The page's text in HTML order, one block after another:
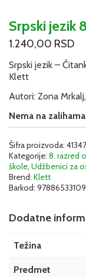
Srpski jezik
1.240,00 RSD
Srpski jezik –
Klett
Autori: Zona
Nema na zalihama
Šifra proizvoda: 41347
Kategorije: 8. razred
škole, Udžbenici za
Brend: Klett
Barkod:
Dodatne
Težina
Predmet